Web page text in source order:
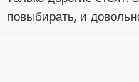
повыбирать, и